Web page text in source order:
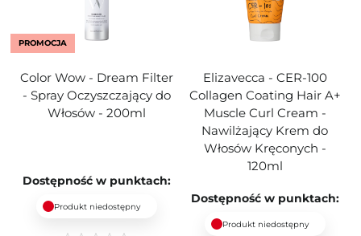
PROMOCJA
Color Wow - Dream Filter
- Spray Oczyszczający do
Włosów - 200ml
Dostępność w punktach:
Produkt niedostępny
Elizavecca - CER-100
Collagen Coating Hair A+
Muscle Curl Cream -
Nawilżający Krem do
Włosów Kręconych -
120ml
Dostępność w punktach:
Produkt niedostępny